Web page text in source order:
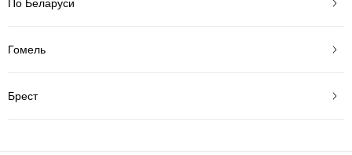
По Беларуси
Гомель
Брест